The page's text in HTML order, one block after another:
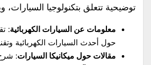
توضيحية تتعلق بتكنولوجيا السيارات،
معلومات عن السيارات الكهربائية:
حول أحدث السيارات الكهربائية
مقالات حول ميكانيكا السيارات: